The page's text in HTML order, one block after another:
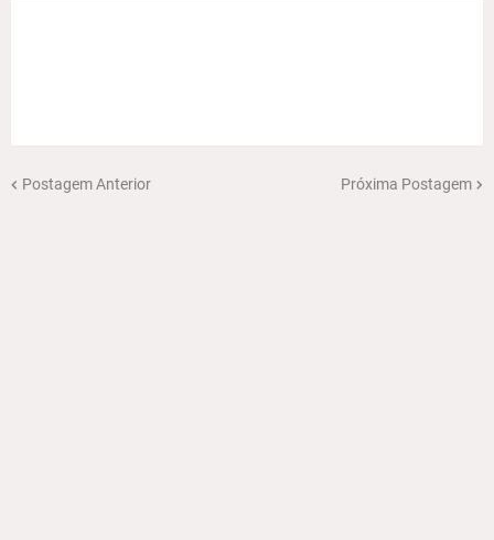
Postagem Anterior Próxima Postagem